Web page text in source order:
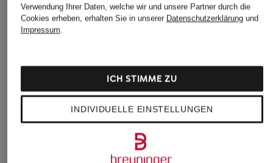
TOMMY HILFIGER
+Aktionsrabatt
s.Oliver RED
12,99 €
TOMMY HILFIGER
Verwendung Ihrer Daten, welche wir und unsere Partner durch die
Cookies erheben, erhalten Sie in unserer Datenschutzerklärungund
Impressum.
INDIVIDUELLE EINSTELLUNGEN
ICH STIMME ZU